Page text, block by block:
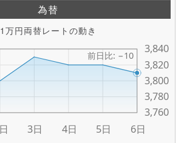
為替
1万円両替レートの動き